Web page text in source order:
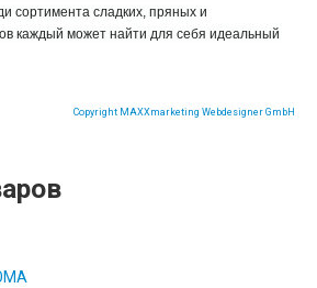
сортимента сладких, пряных и
каждый может найти для себя идеальный
Copyright MAXXmarketing Webdesigner GmbH